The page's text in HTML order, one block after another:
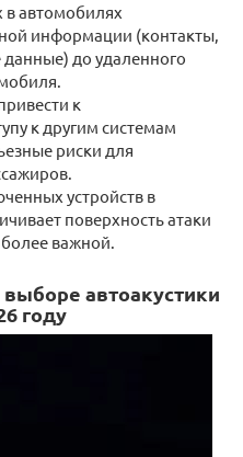
в автомобилях
информации (контакты,
до удаленного
к
к другим системам
риски для
устройств в
поверхность атаки
важной.
автоакустики
году